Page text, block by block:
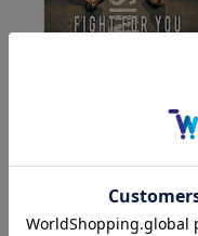
※販売終了※【2gether 公
Bright & Win（カバーA）
¥3,685